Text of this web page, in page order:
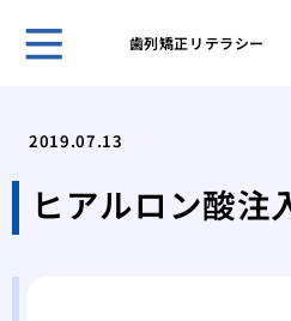
歯列矯正リテラシー
2019.07.13
ヒアルロン酸注